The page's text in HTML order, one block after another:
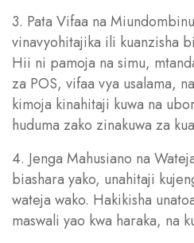
3. Pata Vifaa na
vinavyohitajika ili kuanzisha
Hii ni pamoja na simu,
za POS, vifaa vya usalama,
kimoja kinahitaji kuwa na
huduma zako zinakuwa za
4. Jenga Mahusiano na
biashara yako, unahitaji
wateja wako. Hakikisha
maswali yao kwa haraka, na